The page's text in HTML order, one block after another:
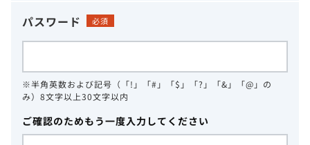
パスワード 必須
※半角英数および記号（「!」「#」「$」「?」「&」「@」の
み）8文字以上30文字以内
ご確認のためもう一度入力してください